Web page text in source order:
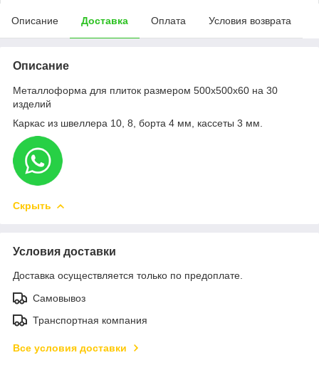
Описание Доставка Оплата Условия возврата
Описание
Металлоформа для плиток размером 500х500х60 на 30
изделий
Каркас из швеллера 10, 8, борта 4 мм, кассеты 3 мм.
Скрыть
Условия доставки
Доставка осуществляется только по предоплате.
Самовывоз
Транспортная компания
Все условия доставки